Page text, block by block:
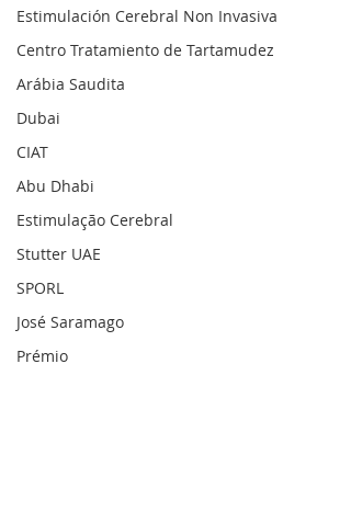
Estimulación Cerebral Non Invasiva
Centro Tratamiento de Tartamudez
Arábia Saudita
Dubai
CIAT
Abu Dhabi
Estimulação Cerebral
Stutter UAE
SPORL
José Saramago
Prémio